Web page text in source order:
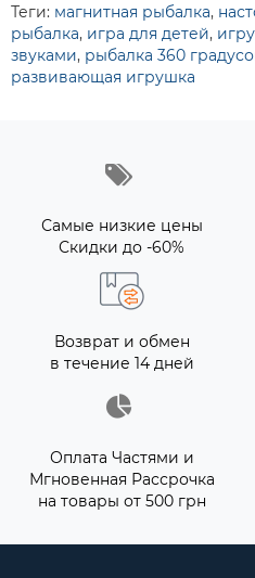
Теги: магнитная рыбалка,
рыбалка, игра для детей,
звуками, рыбалка 360
развивающая игрушка
Самые низкие цены
Скидки до -60%
Возврат и обмен
в течение 14 дней
Оплата Частями и
Мгновенная Рассрочка
на товары от 500 грн